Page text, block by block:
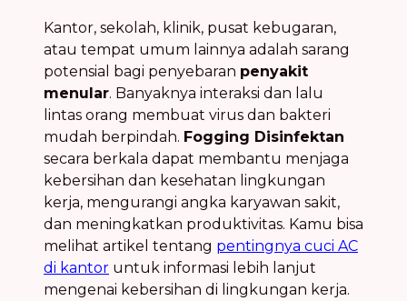
Kantor, sekolah, klinik, pusat kebugaran,
atau tempat umum lainnya adalah sarang
potensial bagi penyebaran penyakit
menular. Banyaknya interaksi dan lalu
lintas orang membuat virus dan bakteri
mudah berpindah. Fogging Disinfektan
secara berkala dapat membantu menjaga
kebersihan dan kesehatan lingkungan
kerja, mengurangi angka karyawan sakit,
dan meningkatkan produktivitas. Kamu bisa
melihat artikel tentang pentingnya cuci AC
di kantor untuk informasi lebih lanjut
mengenai kebersihan di lingkungan kerja.